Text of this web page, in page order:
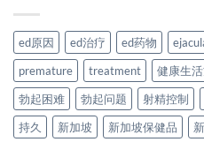
ed原因 ed治疗 ed药物
premature
treatment 健康生
勃起困难
勃起问题 射精控制
持久
新加坡 新加坡保健品